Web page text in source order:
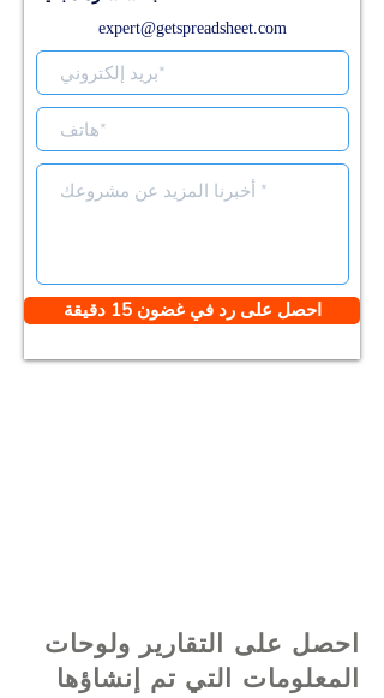
احصل على التقارير ولوحات
المعلومات التي تم إنشاؤها
expert@getspreadsheet.com
احصل على رد في غضون 15 دقيقة